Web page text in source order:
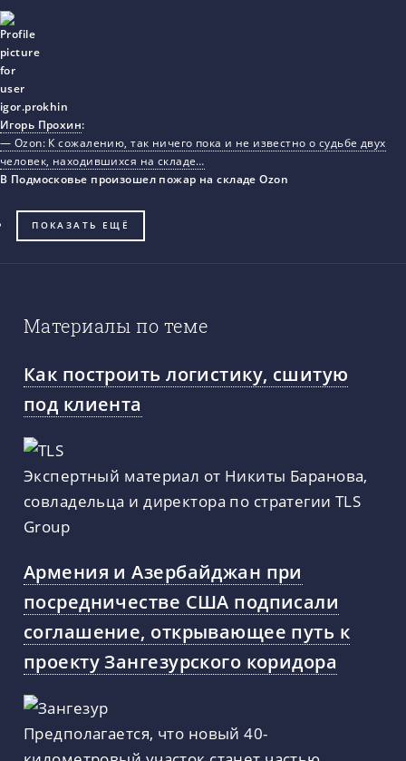
Игорь Прохин:
— Ozon: К сожалению, так ничего пока и не известно о судьбе двух
человек, находившихся на складе…
В Подмосковье произошел пожар на складе Ozon
ПОКАЗАТЬ ЕЩЁ
Материалы по теме
Как построить логистику, сшитую
под клиента
Экспертный материал от Никиты Баранова,
совладельца и директора по стратегии TLS
Group
Армения и Азербайджан при
посредничестве США подписали
соглашение, открывающее путь к
проекту Зангезурского коридора
Предполагается, что новый 40-